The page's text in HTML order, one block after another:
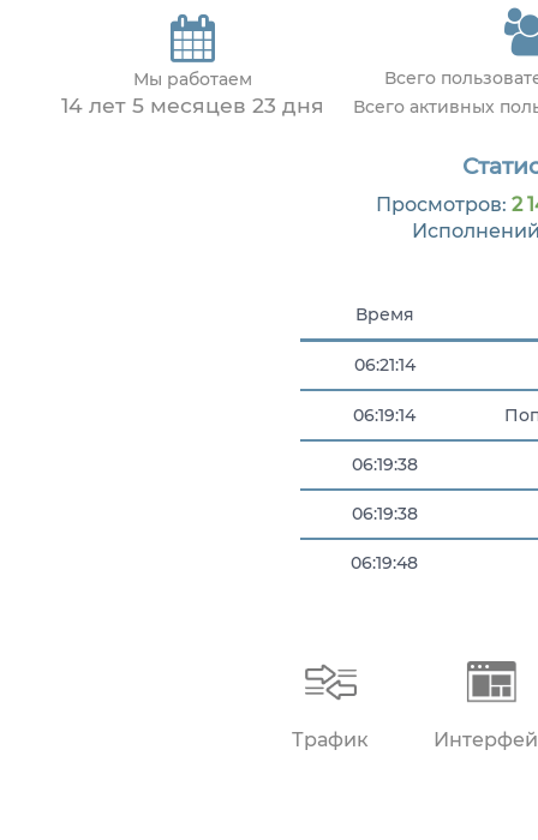
Мы работаем
14 лет 5 месяцев 23 дня
Всего
Всего активных
Просмотров: 2
Время
06:21:14
06:19:14
06:19:38
06:19:38
06:19:48
Трафик